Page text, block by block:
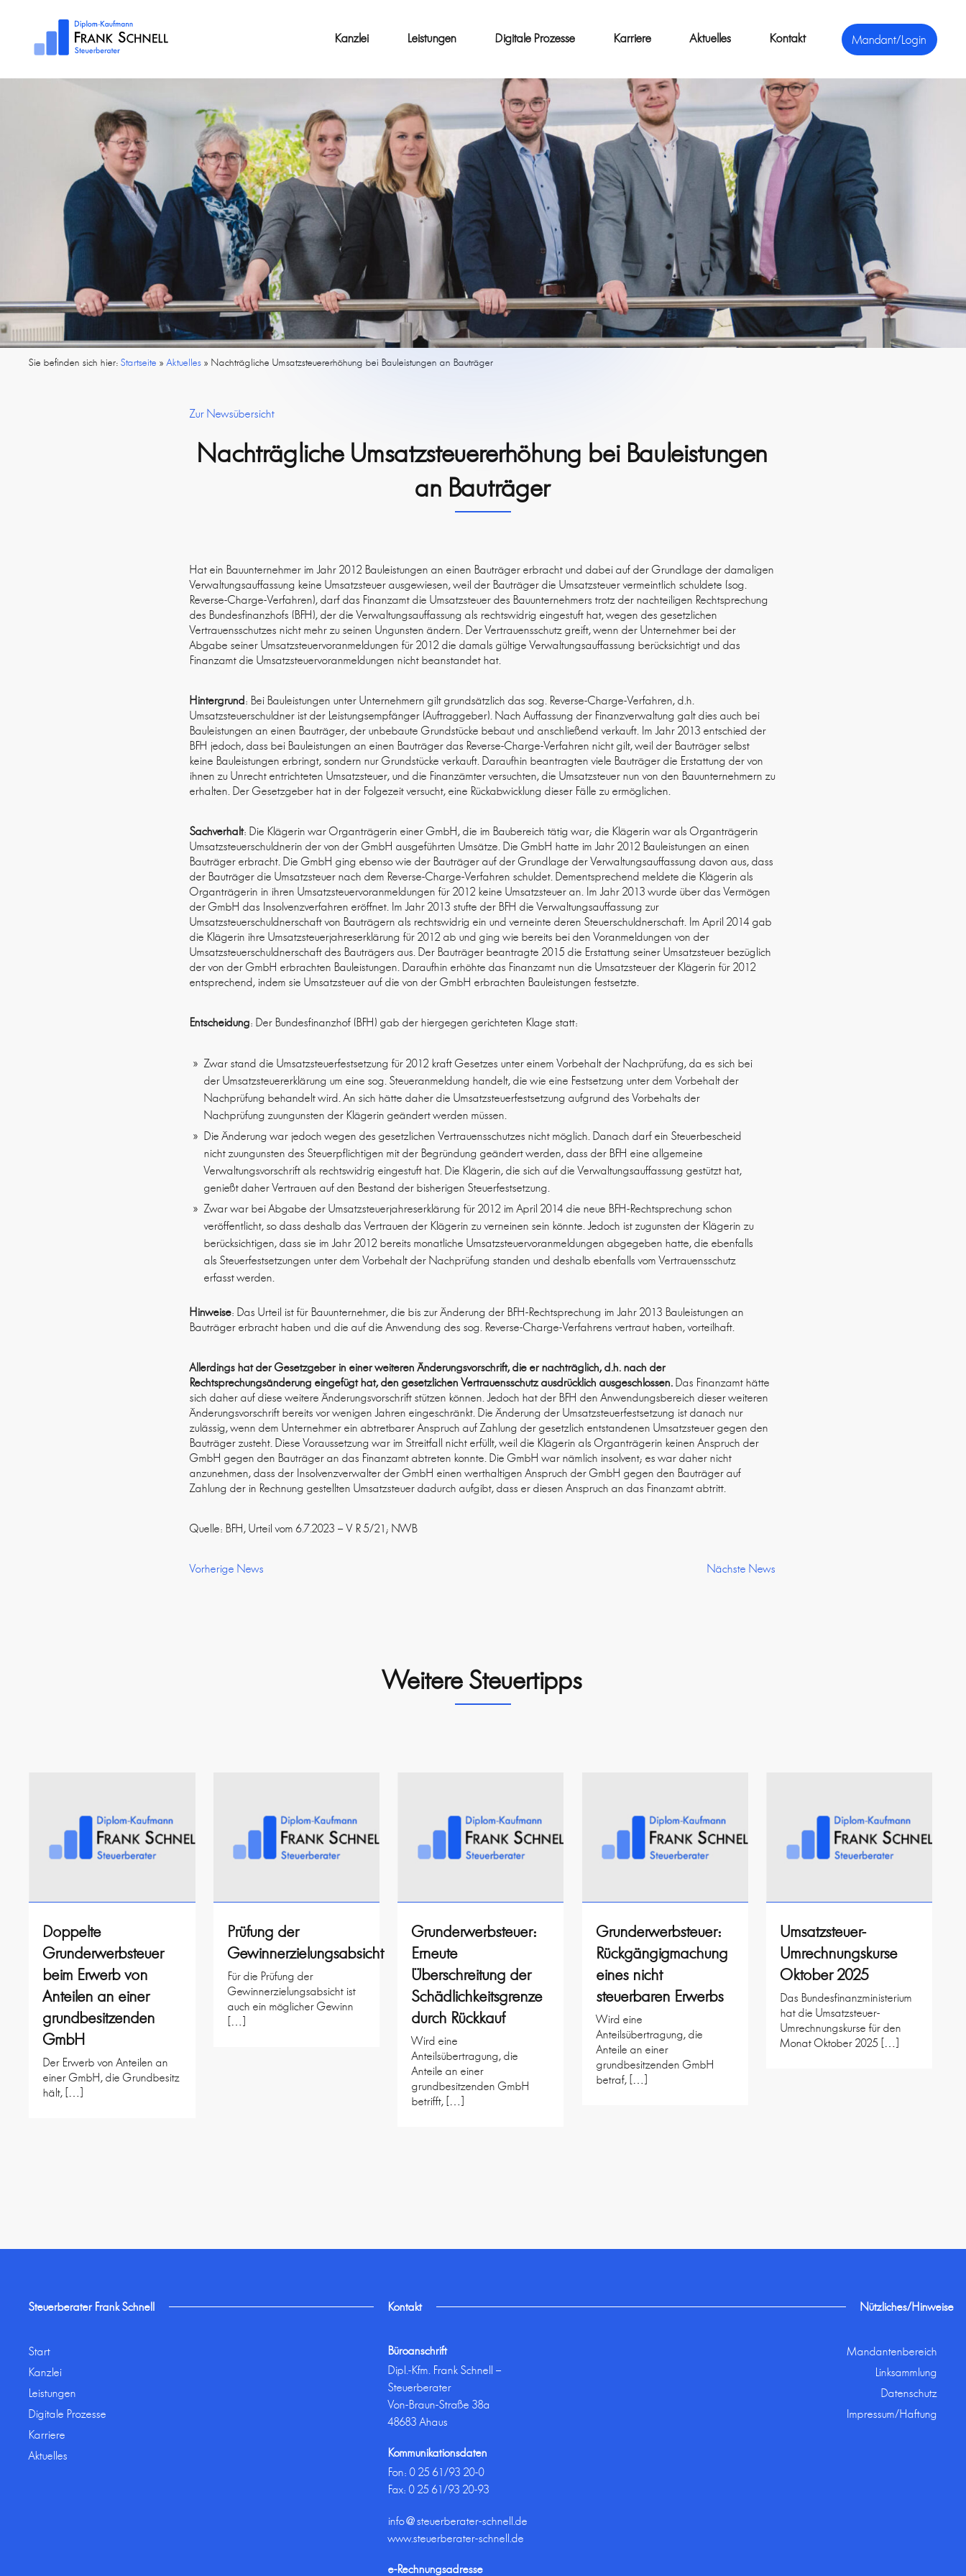
Mandant/Login
Kanzlei Leistungen Digitale Prozesse Karriere Aktuelles Kontakt
Sie befinden sich hier:Startseite »Aktuelles »Nachträgliche Umsatzsteuererhöhung bei Bauleistungen an Bauträger
Zur Newsübersicht
Nachträgliche Umsatzsteuererhöhung bei Bauleistungen
an Bauträger
Hat ein Bauunternehmer im Jahr 2012 Bauleistungen an einen Bauträger erbracht und dabei auf der Grundlage der damaligen
Verwaltungsauffassung keine Umsatzsteuer ausgewiesen, weil der Bauträger die Umsatzsteuer vermeintlich schuldete (sog.
Reverse-Charge-Verfahren), darf das Finanzamt die Umsatzsteuer des Bauunternehmers trotz der nachteiligen Rechtsprechung
des Bundesfinanzhofs (BFH), der die Verwaltungsauffassung als rechtswidrig eingestuft hat, wegen des gesetzlichen
Vertrauensschutzes nicht mehr zu seinen Ungunsten ändern. Der Vertrauensschutz greift, wenn der Unternehmer bei der
Abgabe seiner Umsatzsteuervoranmeldungen für 2012 die damals gültige Verwaltungsauffassung berücksichtigt und das
Finanzamt die Umsatzsteuervoranmeldungen nicht beanstandet hat.
Hintergrund: Bei Bauleistungen unter Unternehmern gilt grundsätzlich das sog. Reverse-Charge-Verfahren, d.h.
Umsatzsteuerschuldner ist der Leistungsempfänger (Auftraggeber). Nach Auffassung der Finanzverwaltung galt dies auch bei
Bauleistungen an einen Bauträger, der unbebaute Grundstücke bebaut und anschließend verkauft. Im Jahr 2013 entschied der
BFH jedoch, dass bei Bauleistungen an einen Bauträger das Reverse-Charge-Verfahren nicht gilt, weil der Bauträger selbst
keine Bauleistungen erbringt, sondern nur Grundstücke verkauft. Daraufhin beantragten viele Bauträger die Erstattung der von
ihnen zu Unrecht entrichteten Umsatzsteuer, und die Finanzämter versuchten, die Umsatzsteuer nun von den Bauunternehmern zu
erhalten. Der Gesetzgeber hat in der Folgezeit versucht, eine Rückabwicklung dieser Fälle zu ermöglichen.
Sachverhalt: Die Klägerin war Organträgerin einer GmbH, die im Baubereich tätig war; die Klägerin war als Organträgerin
Umsatzsteuerschuldnerin der von der GmbH ausgeführten Umsätze. Die GmbH hatte im Jahr 2012 Bauleistungen an einen
Bauträger erbracht. Die GmbH ging ebenso wie der Bauträger auf der Grundlage der Verwaltungsauffassung davon aus, dass
der Bauträger die Umsatzsteuer nach dem Reverse-Charge-Verfahren schuldet. Dementsprechend meldete die Klägerin als
Organträgerin in ihren Umsatzsteuervoranmeldungen für 2012 keine Umsatzsteuer an. Im Jahr 2013 wurde über das Vermögen
der GmbH das Insolvenzverfahren eröffnet. Im Jahr 2013 stufte der BFH die Verwaltungsauffassung zur
Umsatzsteuerschuldnerschaft von Bauträgern als rechtswidrig ein und verneinte deren Steuerschuldnerschaft. Im April 2014 gab
die Klägerin ihre Umsatzsteuerjahreserklärung für 2012 ab und ging wie bereits bei den Voranmeldungen von der
Umsatzsteuerschuldnerschaft des Bauträgers aus. Der Bauträger beantragte 2015 die Erstattung seiner Umsatzsteuer bezüglich
der von der GmbH erbrachten Bauleistungen. Daraufhin erhöhte das Finanzamt nun die Umsatzsteuer der Klägerin für 2012
entsprechend, indem sie Umsatzsteuer auf die von der GmbH erbrachten Bauleistungen festsetzte.
Entscheidung: Der Bundesfinanzhof (BFH) gab der hiergegen gerichteten Klage statt:
Zwar stand die Umsatzsteuerfestsetzung für 2012 kraft Gesetzes unter einem Vorbehalt der Nachprüfung, da es sich bei
der Umsatzsteuererklärung um eine sog. Steueranmeldung handelt, die wie eine Festsetzung unter dem Vorbehalt der
Nachprüfung behandelt wird. An sich hätte daher die Umsatzsteuerfestsetzung aufgrund des Vorbehalts der
Nachprüfung zuungunsten der Klägerin geändert werden müssen.
Die Änderung war jedoch wegen des gesetzlichen Vertrauensschutzes nicht möglich. Danach darf ein Steuerbescheid
nicht zuungunsten des Steuerpflichtigen mit der Begründung geändert werden, dass der BFH eine allgemeine
Verwaltungsvorschrift als rechtswidrig eingestuft hat. Die Klägerin, die sich auf die Verwaltungsauffassung gestützt hat,
genießt daher Vertrauen auf den Bestand der bisherigen Steuerfestsetzung.
Zwar war bei Abgabe der Umsatzsteuerjahreserklärung für 2012 im April 2014 die neue BFH-Rechtsprechung schon
veröffentlicht, so dass deshalb das Vertrauen der Klägerin zu verneinen sein könnte. Jedoch ist zugunsten der Klägerin zu
berücksichtigen, dass sie im Jahr 2012 bereits monatliche Umsatzsteuervoranmeldungen abgegeben hatte, die ebenfalls
als Steuerfestsetzungen unter dem Vorbehalt der Nachprüfung standen und deshalb ebenfalls vom Vertrauensschutz
erfasst werden.
Hinweise: Das Urteil ist für Bauunternehmer, die bis zur Änderung der BFH-Rechtsprechung im Jahr 2013 Bauleistungen an
Bauträger erbracht haben und die auf die Anwendung des sog. Reverse-Charge-Verfahrens vertraut haben, vorteilhaft.
Allerdings hat der Gesetzgeber in einer weiteren Änderungsvorschrift, die er nachträglich, d.h. nach der
Rechtsprechungsänderung eingefügt hat, den gesetzlichen Vertrauensschutz ausdrücklich ausgeschlossen. Das Finanzamt hätte
sich daher auf diese weitere Änderungsvorschrift stützen können. Jedoch hat der BFH den Anwendungsbereich dieser weiteren
Änderungsvorschrift bereits vor wenigen Jahren eingeschränkt. Die Änderung der Umsatzsteuerfestsetzung ist danach nur
zulässig, wenn dem Unternehmer ein abtretbarer Anspruch auf Zahlung der gesetzlich entstandenen Umsatzsteuer gegen den
Bauträger zusteht. Diese Voraussetzung war im Streitfall nicht erfüllt, weil die Klägerin als Organträgerin keinen Anspruch der
GmbH gegen den Bauträger an das Finanzamt abtreten konnte. Die GmbH war nämlich insolvent; es war daher nicht
anzunehmen, dass der Insolvenzverwalter der GmbH einen werthaltigen Anspruch der GmbH gegen den Bauträger auf
Zahlung der in Rechnung gestellten Umsatzsteuer dadurch aufgibt, dass er diesen Anspruch an das Finanzamt abtritt.
Quelle: BFH, Urteil vom 6.7.2023 – V R 5/21; NWB
Vorherige News Nächste News
Weitere Steuertipps
Doppelte
Grunderwerbsteuer
beim Erwerb von
Anteilen an einer
grundbesitzenden
GmbH
Der Erwerb von Anteilen an
einer GmbH, die Grundbesitz
hält, […]
Prüfung der
Gewinnerzielungsabsicht
Für die Prüfung der
Gewinnerzielungsabsicht ist
auch ein möglicher Gewinn
[…]
Grunderwerbsteuer:
Erneute
Überschreitung der
Schädlichkeitsgrenze
durch Rückkauf
Wird eine
Anteilsübertragung, die
Anteile an einer
grundbesitzenden GmbH
betrifft, […]
Grunderwerbsteuer:
Rückgängigmachung
eines nicht
steuerbaren Erwerbs
Wird eine
Anteilsübertragung, die
Anteile an einer
grundbesitzenden GmbH
betraf, […]
Umsatzsteuer-
Umrechnungskurse
Oktober 2025
Das Bundesfinanzministerium
hat die Umsatzsteuer-
Umrechnungskurse für den
Monat Oktober 2025 […]
Steuerberater Frank Schnell
Start
Kanzlei
Leistungen
Digitale Prozesse
Karriere
Aktuelles
Kontakt
Büroanschrift
Dipl.-Kfm. Frank Schnell –
Steuerberater
Von-Braun-Straße 38a
48683 Ahaus
Kommunikationsdaten
Fon:0 25 61/93 20-0
Fax: 0 25 61/93 20-93
info@steuerberater-schnell.de
www.steuerberater-schnell.de
e-Rechnungsadresse
Nützliches/Hinweise
Mandantenbereich
Linksammlung
Datenschutz
Impressum/Haftung